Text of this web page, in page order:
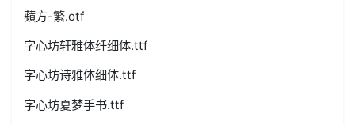
蘋方-繁.otf
字心坊轩雅体纤细体.ttf
字心坊诗雅体细体.ttf
字心坊夏梦手书.ttf